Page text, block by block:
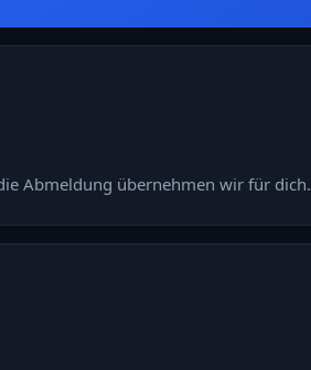
Abmeldung übernehmen wir für dich.